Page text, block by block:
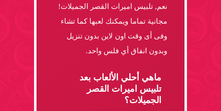
نعم, تلبيس اميرات القصر الجميلات!
مجانية تماما ويمكنك لعبها كما تشاء
وفى أى وقت اون لاين بدون تنزيل
وبدون انفاق أي فلس واحد.
ماهي أحلي الألعاب بعد
تلبيس اميرات القصر
الجميلات؟